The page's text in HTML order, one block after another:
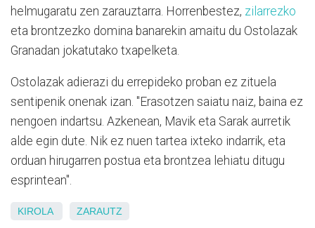
helmugaratu zen zarauztarra. Horrenbestez, zilarrezko
eta brontzezko domina banarekin amaitu du Ostolazak
Granadan jokatutako txapelketa.
Ostolazak adierazi du errepideko proban ez zituela
sentipenik onenak izan. "Erasotzen saiatu naiz, baina ez
nengoen indartsu. Azkenean, Mavik eta Sarak aurretik
alde egin dute. Nik ez nuen tartea ixteko indarrik, eta
orduan hirugarren postua eta brontzea lehiatu ditugu
esprintean".
KIROLA ZARAUTZ